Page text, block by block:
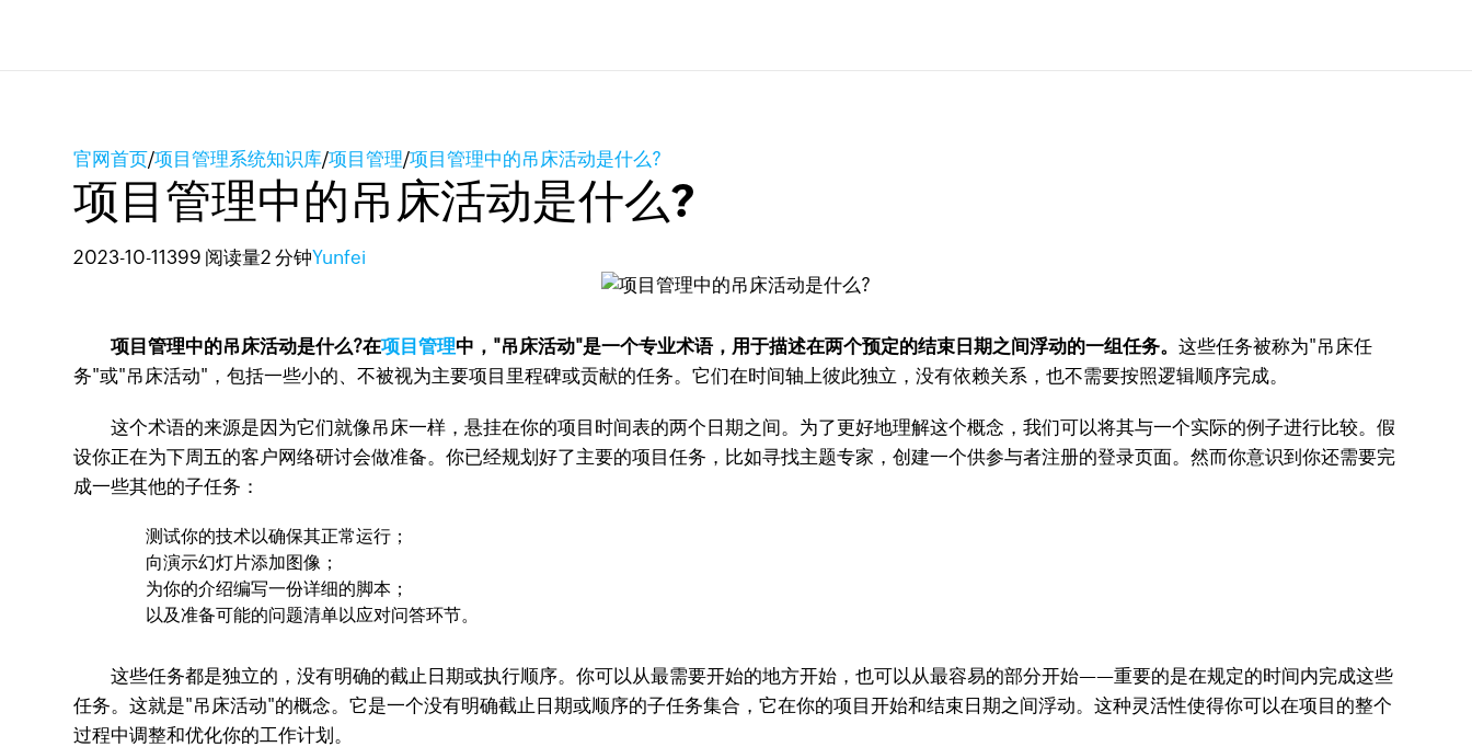
官网首页/项目管理系统知识库/项目管理/项目管理中的吊床活动是什么?
项目管理中的吊床活动是什么?
2023-10-11 399 阅读量2 分钟Yunfei
项目管理中的吊床活动是什么?在项目管理中，"吊床活动"是一个专业术语，用于描述在两个预定的结束日期之间浮动的一组任务。这些任务被称为"吊床任
务"或"吊床活动"，包括一些小的、不被视为主要项目里程碑或贡献的任务。它们在时间轴上彼此独立，没有依赖关系，也不需要按照逻辑顺序完成。
这个术语的来源是因为它们就像吊床一样，悬挂在你的项目时间表的两个日期之间。为了更好地理解这个概念，我们可以将其与一个实际的例子进行比较。假
设你正在为下周五的客户网络研讨会做准备。你已经规划好了主要的项目任务，比如寻找主题专家，创建一个供参与者注册的登录页面。然而你意识到你还需要完
成一些其他的子任务：
测试你的技术以确保其正常运行；
向演示幻灯片添加图像；
为你的介绍编写一份详细的脚本；
以及准备可能的问题清单以应对问答环节。
这些任务都是独立的，没有明确的截止日期或执行顺序。你可以从最需要开始的地方开始，也可以从最容易的部分开始——重要的是在规定的时间内完成这些
任务。这就是"吊床活动"的概念。它是一个没有明确截止日期或顺序的子任务集合，它在你的项目开始和结束日期之间浮动。这种灵活性使得你可以在项目的整个
过程中调整和优化你的工作计划。